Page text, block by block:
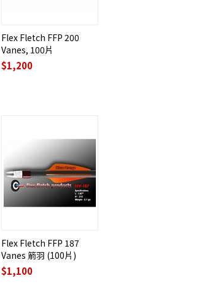
Flex Fletch FFP 200
Vanes, 100片
$1,200
Flex Fletch FFP 187
Vanes 箭羽 (100片)
$1,100